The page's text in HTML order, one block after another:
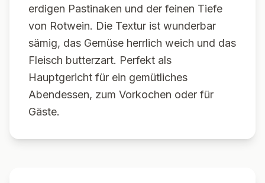
erdigen Pastinaken und der feinen Tiefe
von Rotwein. Die Textur ist wunderbar
sämig, das Gemüse herrlich weich und das
Fleisch butterzart. Perfekt als
Hauptgericht für ein gemütliches
Abendessen, zum Vorkochen oder für
Gäste.